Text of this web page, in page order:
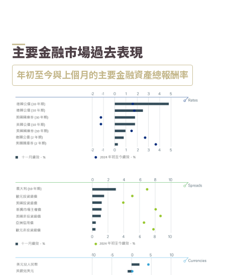
主要金融市場過去表現
年初至今與上個月的主要金融資產總報酬率